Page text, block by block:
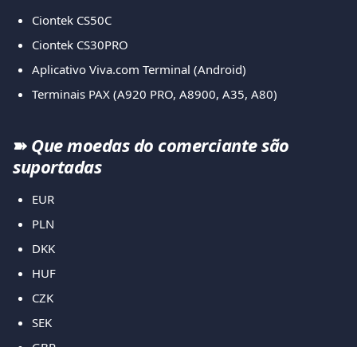
Ciontek CS50C
Ciontek CS30PRO
Aplicativo Viva.com Terminal (Android)
Terminais PAX (A920 PRO, A8900, A35, A80)
➽ Que moedas do comerciante são
suportadas
EUR
PLN
DKK
HUF
CZK
SEK